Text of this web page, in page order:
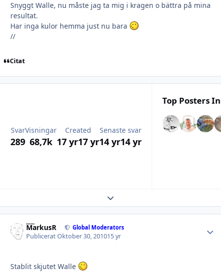
Snyggt Walle, nu måste jag ta mig i kragen o bättra på mina
resultat.
Har inga kulor hemma just nu bara
//
Citat
Svar
289
Visningar
68,7k
Created
17 yr17 yr
Senaste svar
14 yr14 yr
Top Posters
Expand topic overview
MarkusR Global Moderators
PubliceratOktober 30, 201015 yr
Stablit skjutet Walle